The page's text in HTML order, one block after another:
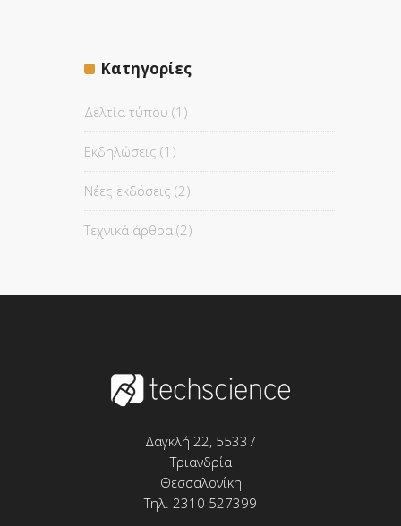
Κατηγορίες
Δελτία τύπου (1)
Εκδηλώσεις (1)
Νέες εκδόσεις (2)
Τεχνικά άρθρα (2)
Δαγκλή 22, 55337
Τριανδρία
Θεσσαλονίκη
Τηλ. 2310 527399